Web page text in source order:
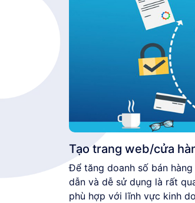
Tạo trang web/cửa
Để tăng doanh số bán
dẫn và dễ sử dụng là rất
phù hợp với lĩnh vực kinh